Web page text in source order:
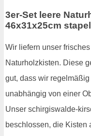
3er-Set leere
46x31x25cm
Wir liefern unser
Naturholzkisten. Diese
gut, dass wir
unabhängig von einer
Unser schirgiswalde-
beschlossen, die Kisten